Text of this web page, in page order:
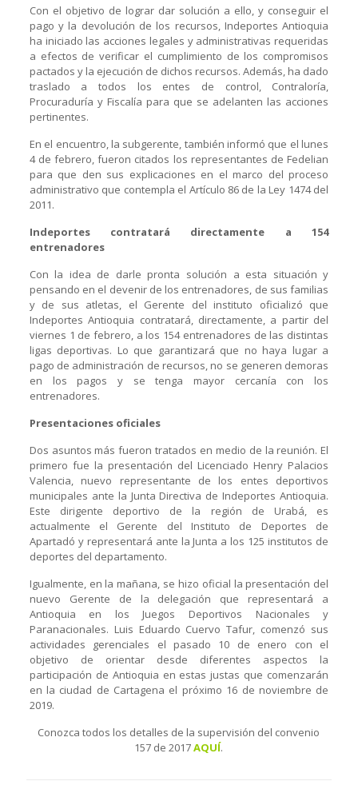
Con el objetivo de lograr dar solución a ello, y conseguir el
pago y la devolución de los recursos, Indeportes Antioquia
ha iniciado las acciones legales y administrativas requeridas
a efectos de verificar el cumplimiento de los compromisos
pactados y la ejecución de dichos recursos. Además, ha dado
traslado a todos los entes de control, Contraloría,
Procuraduría y Fiscalía para que se adelanten las acciones
pertinentes.
En el encuentro, la subgerente, también informó que el lunes
4 de febrero, fueron citados los representantes de Fedelian
para que den sus explicaciones en el marco del proceso
administrativo que contempla el Artículo 86 de la Ley 1474 del
2011.
Indeportes contratará directamente a 154
entrenadores
Con la idea de darle pronta solución a esta situación y
pensando en el devenir de los entrenadores, de sus familias
y de sus atletas, el Gerente del instituto oficializó que
Indeportes Antioquia contratará, directamente, a partir del
viernes 1 de febrero, a los 154 entrenadores de las distintas
ligas deportivas. Lo que garantizará que no haya lugar a
pago de administración de recursos, no se generen demoras
en los pagos y se tenga mayor cercanía con los
entrenadores.
Presentaciones oficiales
Dos asuntos más fueron tratados en medio de la reunión. El
primero fue la presentación del Licenciado Henry Palacios
Valencia, nuevo representante de los entes deportivos
municipales ante la Junta Directiva de Indeportes Antioquia.
Este dirigente deportivo de la región de Urabá, es
actualmente el Gerente del Instituto de Deportes de
Apartadó y representará ante la Junta a los 125 institutos de
deportes del departamento.
Igualmente, en la mañana, se hizo oficial la presentación del
nuevo Gerente de la delegación que representará a
Antioquia en los Juegos Deportivos Nacionales y
Paranacionales. Luis Eduardo Cuervo Tafur, comenzó sus
actividades gerenciales el pasado 10 de enero con el
objetivo de orientar desde diferentes aspectos la
participación de Antioquia en estas justas que comenzarán
en la ciudad de Cartagena el próximo 16 de noviembre de
2019.
Conozca todos los detalles de la supervisión del convenio
157 de 2017AQUÍ.